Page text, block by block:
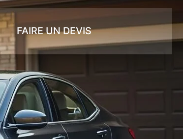
FAIRE UN DEVIS